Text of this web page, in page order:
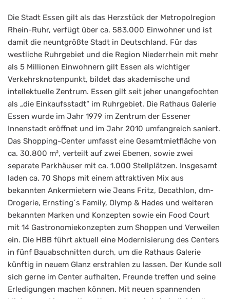
Die Stadt Essen gilt als das Herzstück der Metropolregion
Rhein-Ruhr, verfügt über ca. 583.000 Einwohner und ist
damit die neuntgrößte Stadt in Deutschland. Für das
westliche Ruhrgebiet und die Region Niederrhein mit mehr
als 5 Millionen Einwohnern gilt Essen als wichtiger
Verkehrsknotenpunkt, bildet das akademische und
intellektuelle Zentrum. Essen gilt seit jeher unangefochten
als „die Einkaufsstadt“ im Ruhrgebiet. Die Rathaus Galerie
Essen wurde im Jahr 1979 im Zentrum der Essener
Innenstadt eröffnet und im Jahr 2010 umfangreich saniert.
Das Shopping-Center umfasst eine Gesamtmietfläche von
ca. 30.800 m², verteilt auf zwei Ebenen, sowie zwei
separate Parkhäuser mit ca. 1.000 Stellplätzen. Insgesamt
laden ca. 70 Shops mit einem attraktiven Mix aus
bekannten Ankermietern wie Jeans Fritz, Decathlon, dm-
Drogerie, Ernsting´s Family, Olymp & Hades und weiteren
bekannten Marken und Konzepten sowie ein Food Court
mit 14 Gastronomiekonzepten zum Shoppen und Verweilen
ein. Die HBB führt aktuell eine Modernisierung des Centers
in fünf Bauabschnitten durch, um die Rathaus Galerie
künftig in neuem Glanz erstrahlen zu lassen. Der Kunde soll
sich gerne im Center aufhalten, Freunde treffen und seine
Erledigungen machen können. Mit neuen spannenden